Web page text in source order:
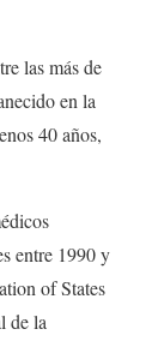
las más de
en la
40 años,
entre 1990 y
of States
de la